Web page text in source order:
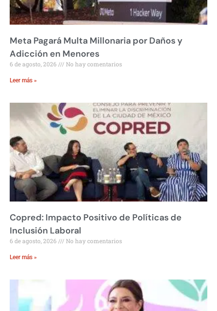
Meta Pagará Multa Millonaria por Daños y
Adicción en Menores
6 de agosto, 2026 No hay comentarios
Leer más »
Copred: Impacto Positivo de Políticas de
Inclusión Laboral
6 de agosto, 2026 No hay comentarios
Leer más »